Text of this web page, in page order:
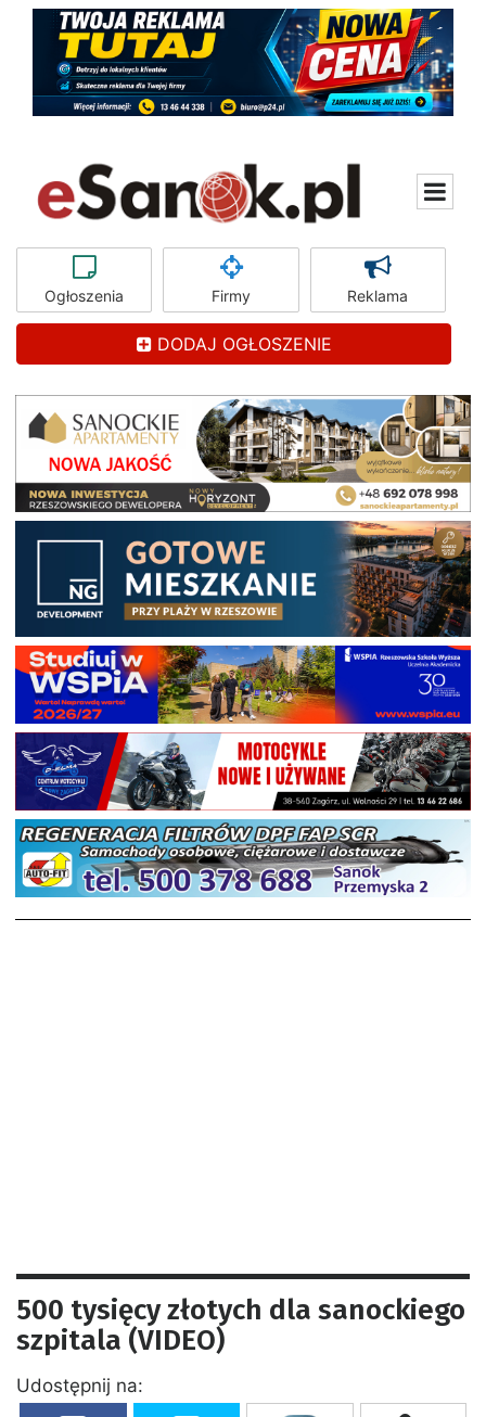
Ogłoszenia Firmy Reklama
DODAJ OGŁOSZENIE
500 tysięcy złotych dla sanockiego
szpitala (VIDEO)
Udostępnij na: